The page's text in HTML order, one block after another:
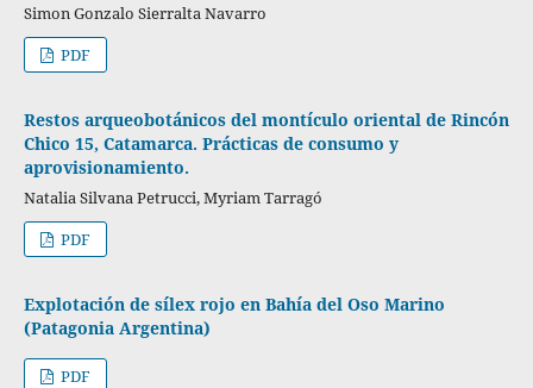
Simon Gonzalo Sierralta Navarro
PDF
Restos arqueobotánicos del montículo oriental de Rincón
Chico 15, Catamarca. Prácticas de consumo y
aprovisionamiento.
Natalia Silvana Petrucci, Myriam Tarragó
PDF
Explotación de sílex rojo en Bahía del Oso Marino
(Patagonia Argentina)
PDF